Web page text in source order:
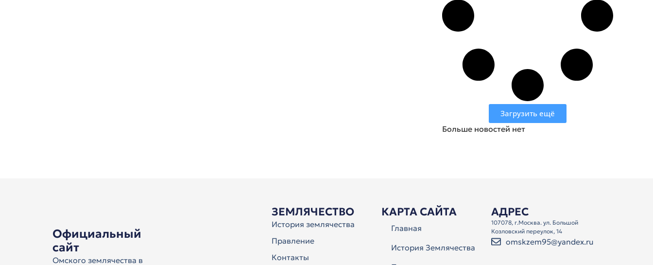
Загрузить ещё
Больше новостей нет
Официальный
сайт
Омского землячества в
ЗЕМЛЯЧЕСТВО
История землячества
Правление
Контакты
КАРТА САЙТА
Главная
История Землячества
АДРЕС
107078, г.Москва. ул. Большой
Козловский переулок, 14
omskzem95@yandex.ru